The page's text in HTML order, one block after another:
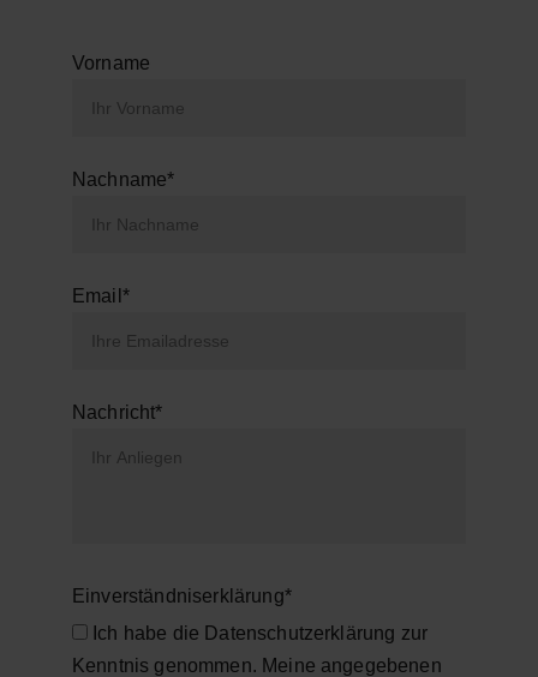
Vorname
Nachname*
Email*
Nachricht*
Einverständniserklärung*
Ich habe die Datenschutzerklärung zur
Kenntnis genommen. Meine angegebenen